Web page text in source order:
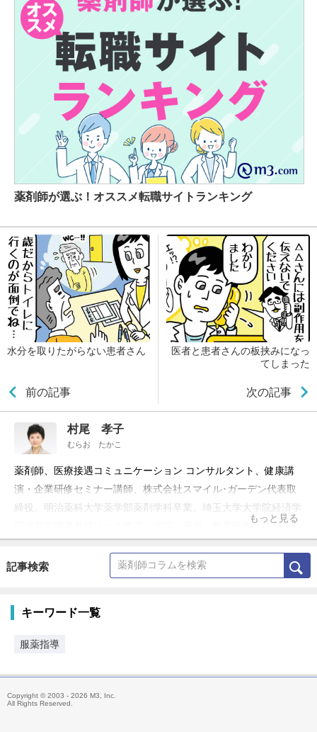
薬剤師が選ぶ！オススメ転職サイトランキング
水分を取りたがらない患者さん
前の記事
医者と患者さんの板挟みになっ
てしまった
次の記事
村尾 孝子
むらお たかこ
薬剤師、医療接遇コミュニケーション コンサルタント、健康講
演・企業研修セミナー講師、株式会社スマイル･ガーデン代表取
締役。明治薬科大学薬学部薬剤学科卒業、埼玉大学大学院経済学
部経営管理者養成コース修了、病院・薬局・教育研修会社勤務を
もっと見る
記事検索
キーワード一覧
服薬指導
Copyright © 2003 - 2026 M3, Inc.
All Rights Reserved.